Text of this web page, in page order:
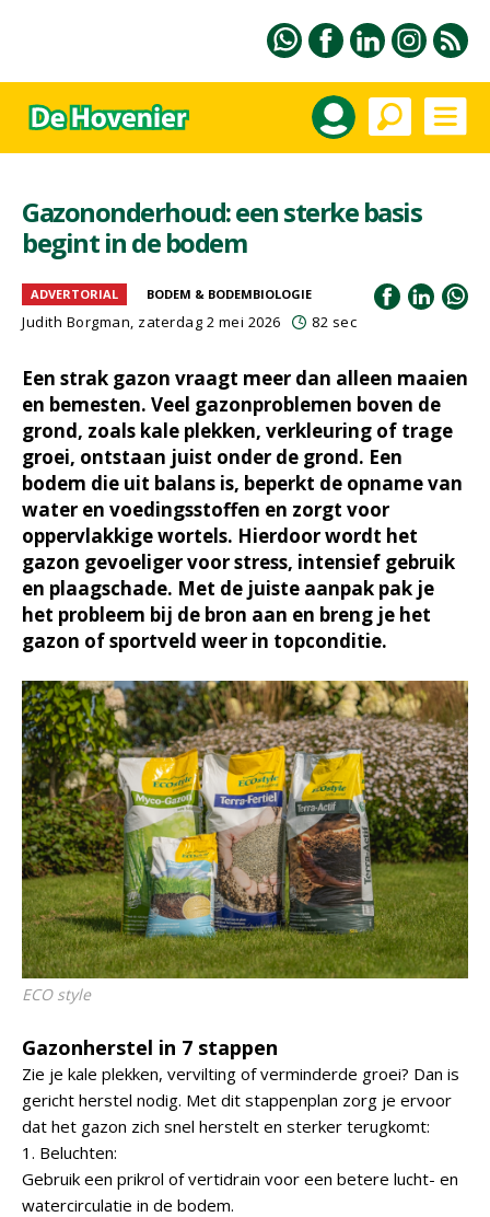
Gazononderhoud: een sterke basis
begint in de bodem
ADVERTORIAL BODEM & BODEMBIOLOGIE
Judith Borgman, zaterdag 2 mei 2026 82 sec
Een strak gazon vraagt meer dan alleen maaien
en bemesten. Veel gazonproblemen boven de
grond, zoals kale plekken, verkleuring of trage
groei, ontstaan juist onder de grond. Een
bodem die uit balans is, beperkt de opname van
water en voedingsstoffen en zorgt voor
oppervlakkige wortels. Hierdoor wordt het
gazon gevoeliger voor stress, intensief gebruik
en plaagschade. Met de juiste aanpak pak je
het probleem bij de bron aan en breng je het
gazon of sportveld weer in topconditie.
ECO style
Gazonherstel in 7 stappen
Zie je kale plekken, vervilting of verminderde groei? Dan is
gericht herstel nodig. Met dit stappenplan zorg je ervoor
dat het gazon zich snel herstelt en sterker terugkomt:
1. Beluchten:
Gebruik een prikrol of vertidrain voor een betere lucht- en
watercirculatie in de bodem.